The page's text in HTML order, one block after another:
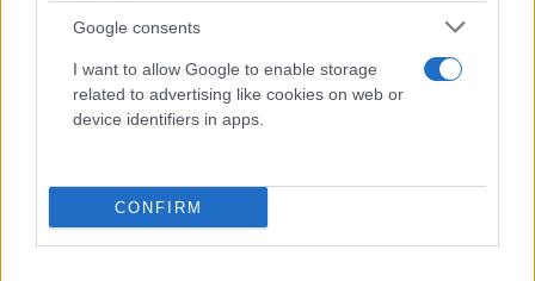
Google consents
I want to allow Google to enable storage
related to advertising like cookies on web or
device identifiers in apps.
CONFIRM
υποψήφιο πρωθυπουργό για να σχηματίσει νέα
φιλοδοξεί να ενταχθεί στην Ε.Ε.. Υπάρχει, επίσης, η
πιθανότητα διεξαγωγής πρόωρων εκλογών.
Η πολιτική στη χώρα της Αδριατικής που έχει μόλις
625.000 κατοίκους, χαρακτηρίζεται εδώ και καιρό
από τις διαιρέσεις μεταξύ εκείνων που